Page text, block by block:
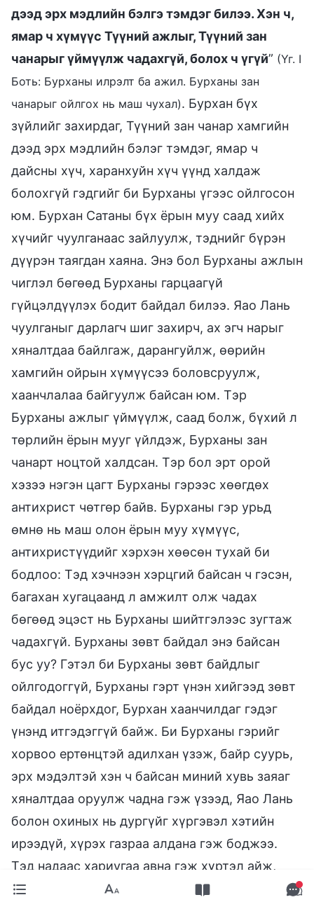
дээд эрх мэдлийн бэлгэ тэмдэг билээ. Хэн ч,
ямар ч хүмүүс Түүний ажлыг, Түүний зан
чанарыг үймүүлж чадахгүй, болох ч үгүй” (Үг. I
Боть: Бурханы илрэлт ба ажил. Бурханы зан
чанарыг ойлгох нь маш чухал). Бурхан бүх
зүйлийг захирдаг, Түүний зан чанар хамгийн
дээд эрх мэдлийн бэлэг тэмдэг, ямар ч
дайсны хүч, харанхуйн хүч үүнд халдаж
болохгүй гэдгийг би Бурханы үгээс ойлгосон
юм. Бурхан Сатаны бүх ёрын муу саад хийх
хүчийг чуулганаас зайлуулж, тэднийг бүрэн
дүүрэн таягдан хаяна. Энэ бол Бурханы ажлын
чиглэл бөгөөд Бурханы гарцаагүй
гүйцэлдүүлэх бодит байдал билээ. Яао Лань
чуулганыг дарлагч шиг захирч, ах эгч нарыг
хяналтдаа байлгаж, дарангуйлж, өөрийн
хамгийн ойрын хүмүүсээ боловсруулж,
хаанчлалаа байгуулж байсан юм. Тэр
Бурханы ажлыг үймүүлж, саад болж, бүхий л
төрлийн ёрын мууг үйлдэж, Бурханы зан
чанарт ноцтой халдсан. Тэр бол эрт орой
хэзээ нэгэн цагт Бурханы гэрээс хөөгдөх
антихрист чөтгөр байв. Бурханы гэр урьд
өмнө нь маш олон ёрын муу хүмүүс,
антихристүүдийг хэрхэн хөөсөн тухай би
бодлоо: Тэд хэчнээн хэрцгий байсан ч гэсэн,
багахан хугацаанд л амжилт олж чадах
бөгөөд эцэст нь Бурханы шийтгэлээс зугтаж
чадахгүй. Бурханы зөвт байдал энэ байсан
бус уу? Гэтэл би Бурханы зөвт байдлыг
ойлгодоггүй, Бурханы гэрт үнэн хийгээд зөвт
байдал ноёрхдог, Бурхан хаанчилдаг гэдэг
үнэнд итгэдэггүй байж. Би Бурханы гэрийг
хорвоо ертөнцтэй адилхан үзэж, байр суурь,
эрх мэдэлтэй хэн ч байсан миний хувь заяаг
хяналтдаа оруулж чадна гэж үзээд, Яао Лань
болон охиных нь дургүйг хүргэвэл хэтийн
ирээдүй, хүрэх газраа алдана гэж боджээ.
Тэд надаас хариугаа авна гэж хүртэл айж,
Бурхан бүхнийг захирдагт итгээгүй. Ийм